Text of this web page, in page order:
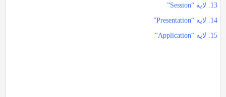
لایه “Session”
لایه “Presentation”
لایه “Application
“